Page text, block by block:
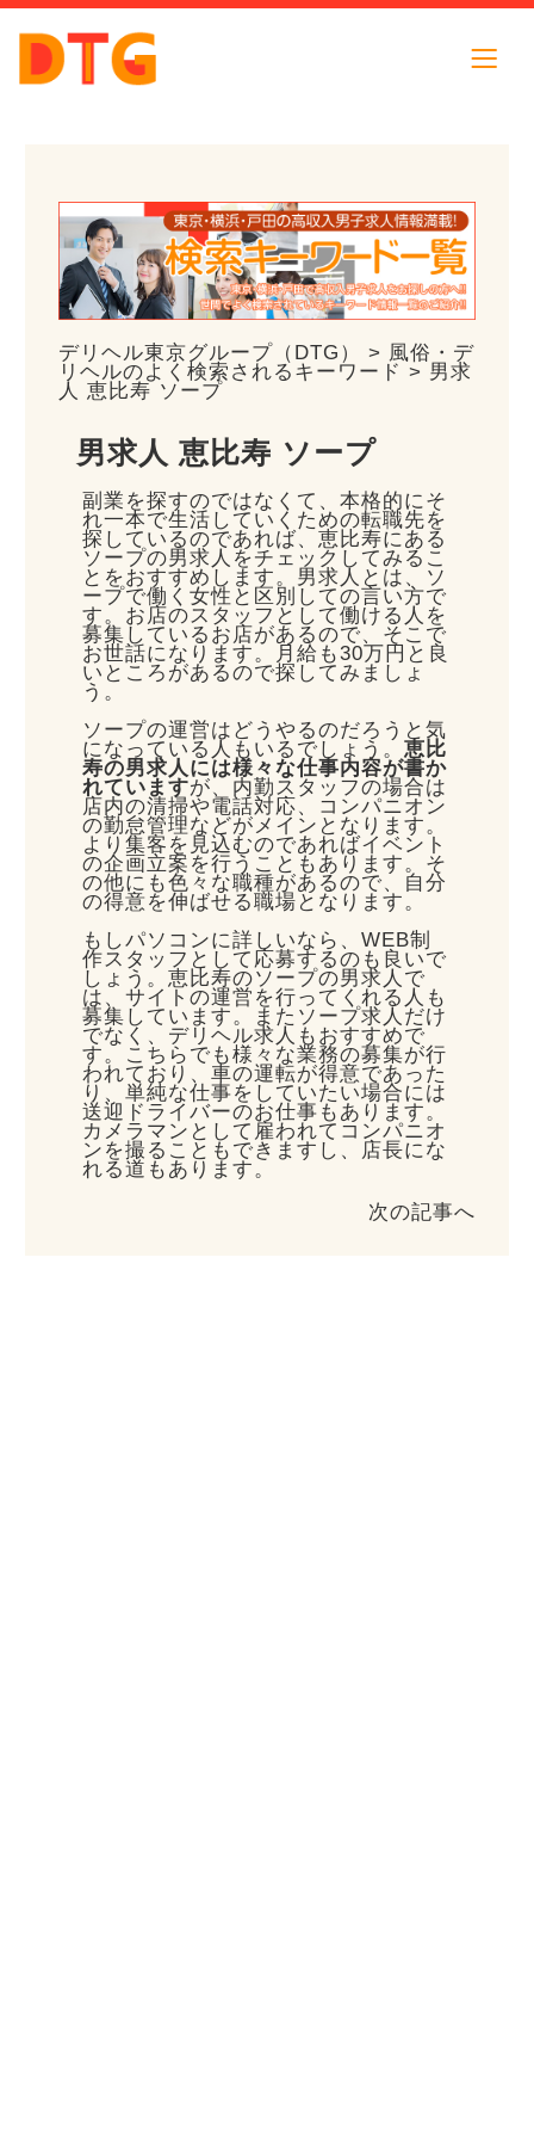
デリヘル東京グループ（DTG） > 風俗・デ
リヘルのよく検索されるキーワード > 男求
人 恵比寿 ソープ
男求人 恵比寿 ソープ
副業を探すのではなくて、本格的にそ
れ一本で生活していくための転職先を
探しているのであれば、恵比寿にある
ソープの男求人をチェックしてみるこ
とをおすすめします。男求人とは、ソ
ープで働く女性と区別しての言い方で
す。お店のスタッフとして働ける人を
募集しているお店があるので、そこで
お世話になります。月給も30万円と良
いところがあるので探してみましょ
う。
ソープの運営はどうやるのだろうと気
になっている人もいるでしょう。恵比
寿の男求人には様々な仕事内容が書か
れていますが、内勤スタッフの場合は
店内の清掃や電話対応、コンパニオン
の勤怠管理などがメインとなります。
より集客を見込むのであればイベント
の企画立案を行うこともあります。そ
の他にも色々な職種があるので、自分
の得意を伸ばせる職場となります。
もしパソコンに詳しいなら、WEB制
作スタッフとして応募するのも良いで
しょう。恵比寿のソープの男求人で
は、サイトの運営を行ってくれる人も
募集しています。またソープ求人だけ
でなく、デリヘル求人もおすすめで
す。こちらでも様々な業務の募集が行
われており、車の運転が得意であった
り、単純な仕事をしていたい場合には
送迎ドライバーのお仕事もあります。
カメラマンとして雇われてコンパニオ
ンを撮ることもできますし、店長にな
れる道もあります。
次の記事へ